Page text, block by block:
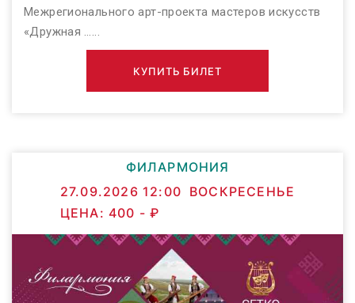
Межрегионального арт-проекта мастеров искусств
«Дружная …...
КУПИТЬ БИЛЕТ
ФИЛАРМОНИЯ
27.09.2026 12:00 ВОСКРЕСЕНЬЕ
ЦЕНА: 400 -₽